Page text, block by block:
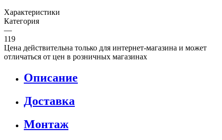
Характеристики
Категория
—
119
Цена действительна только для интернет-магазина и может
отличаться от цен в розничных магазинах
Описание
Доставка
Монтаж